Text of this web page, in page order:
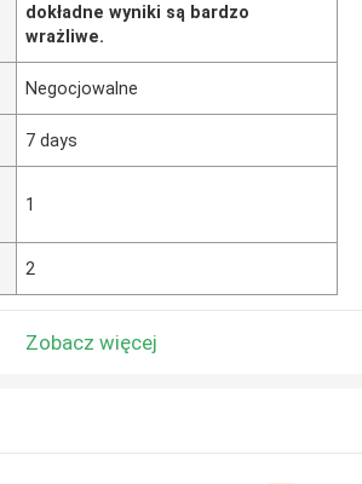
dokładne wyniki są bardzo
wrażliwe.
Negocjowalne
7 days
1
2
Zobacz więcej